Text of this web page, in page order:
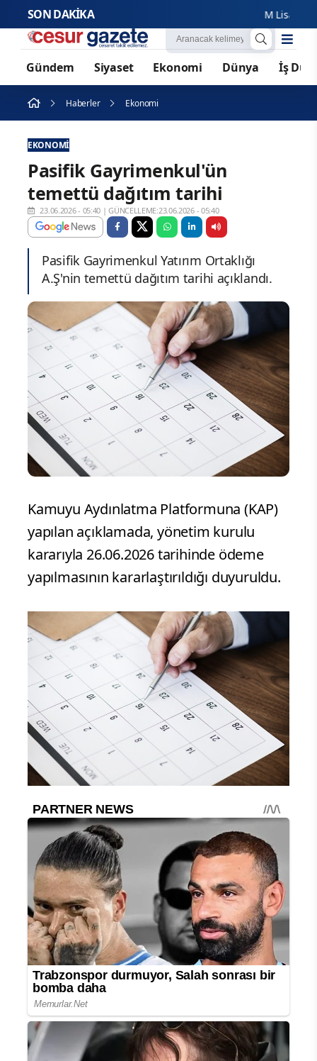
SON DAKİKA M Lisa ve
Gündem Siyaset Ekonomi Dünya İş
Haberler Ekonomi
EKONOMI
Pasifik Gayrimenkul'ün
temettü dağıtım tarihi
23.06.2026 - 05:40 |GÜNCELLEME:23.06.2026 - 05:40
Pasifik Gayrimenkul Yatırım Ortaklığı
A.Ş'nin temettü dağıtım tarihi açıklandı.
Kamuyu Aydınlatma Platformuna (KAP)
yapılan açıklamada, yönetim kurulu
kararıyla 26.06.2026 tarihinde ödeme
yapılmasının kararlaştırıldığı duyuruldu.